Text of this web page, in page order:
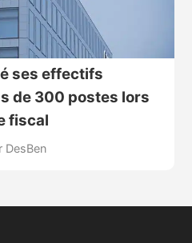
ses effectifs
de 300 postes lors
fiscal
DesBen